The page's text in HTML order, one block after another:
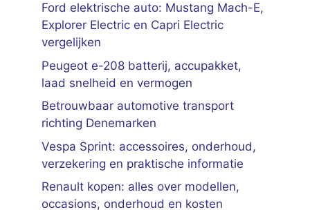
Ford elektrische auto: Mustang Mach-E,
Explorer Electric en Capri Electric
vergelijken
Peugeot e-208 batterij, accupakket,
laad snelheid en vermogen
Betrouwbaar automotive transport
richting Denemarken
Vespa Sprint: accessoires, onderhoud,
verzekering en praktische informatie
Renault kopen: alles over modellen,
occasions, onderhoud en kosten